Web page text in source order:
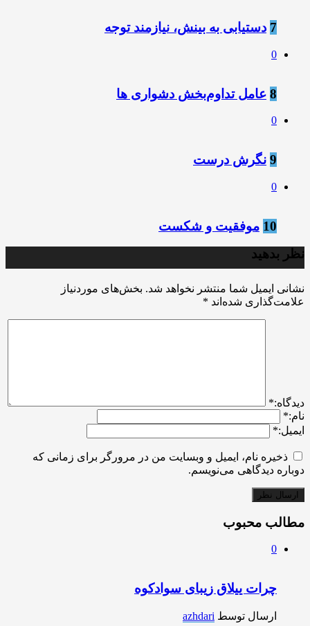
7 دستیابی به بینش، نیازمند توجه
0
8 عامل تداوم‌بخش دشواری ها
0
9 نگرش درست
0
10 موفقیت و شکست
نظر بدهید
نشانی ایمیل شما منتشر نخواهد شد. بخش‌های موردنیاز
علامت‌گذاری شده‌اند *
ديدگاه:*
نام:*
ایمیل:*
ذخیره نام، ایمیل و وبسایت من در مرورگر برای زمانی که
دوباره دیدگاهی می‌نویسم.
مطالب محبوب
0
چرات ییلاق زیبای سوادکوه
ارسال توسط azhdari